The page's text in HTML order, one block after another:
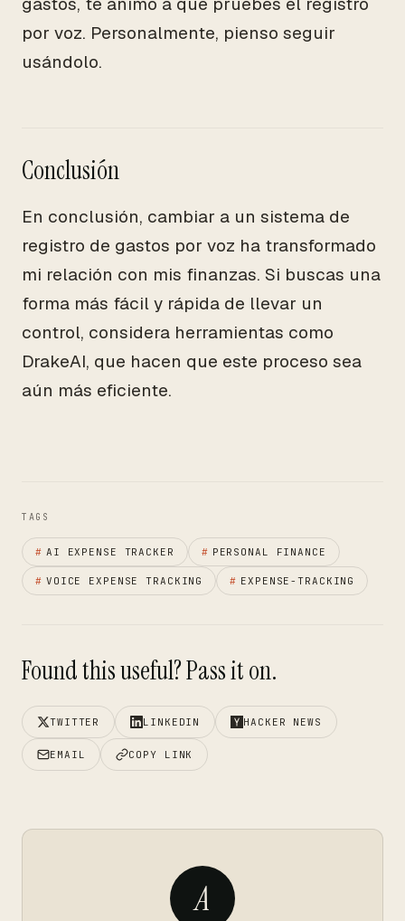
por voz. Personalmente, pienso seguir
usándolo.
Conclusión
En conclusión, cambiar a un sistema de
registro de gastos por voz ha transformado
mi relación con mis finanzas. Si buscas una
forma más fácil y rápida de llevar un
control, considera herramientas como
DrakeAI, que hacen que este proceso sea
aún más eficiente.
TAGS
# AI EXPENSE TRACKER # PERSONAL FINANCE
# VOICE EXPENSE TRACKING # EXPENSE-TRACKING
Found this useful? Pass it on.
TWITTER LINKEDIN HACKER NEWS
EMAIL COPY LINK
A